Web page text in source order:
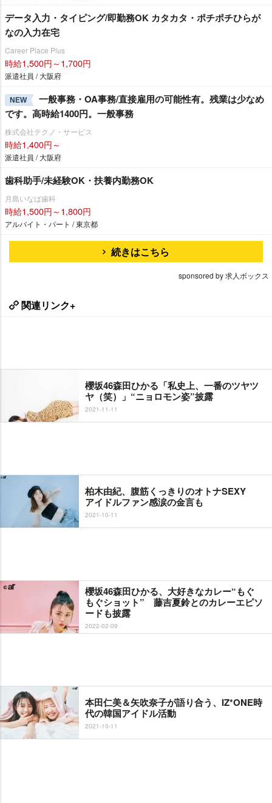
データ入力・タイピング/即勤務OK カタカタ・ポチポチひらが
なの入力在宅
Career Place Plus
時給1,500円～1,700円
派遣社員 / 大阪府
NEW
一般事務・OA事務/直接雇用の可能性有。残業は少なめ
です。高時給1400円。一般事務
株式会社テクノ・サービス
時給1,400円～
派遣社員 / 大阪府
歯科助手/未経験OK・扶養内勤務OK
月島いなば歯科
時給1,500円～1,800円
アルバイト・パート / 東京都
続きはこちら
sponsored by 求人ボックス
関連リンク+
櫻坂46森田ひかる「私史上、一番のツヤツ
ヤ（笑）」“ニョロモン姿”披露
2021-11-11
柏木由紀、腹筋くっきりのオトナSEXY
アイドルファン感涙の金言も
2021-10-11
櫻坂46森田ひかる、大好きなカレー“もぐ
もぐショット” 藤吉夏鈴とのカレーエピソ
ードも披露
2022-02-09
本田仁美＆矢吹奈子が語り合う、IZ*ONE時
代の韓国アイドル活動
2021-10-11